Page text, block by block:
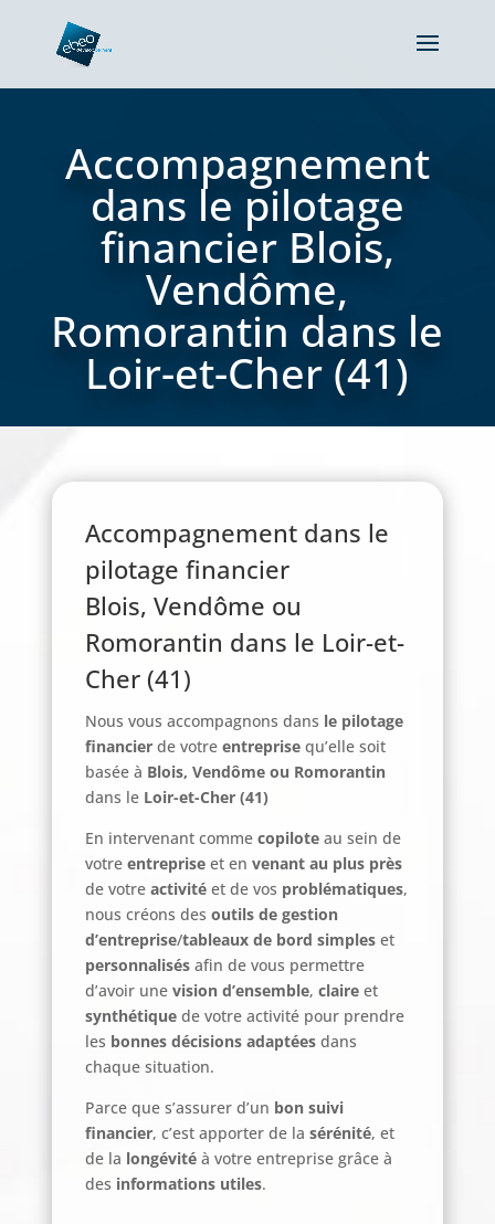
Accompagnement
dans le pilotage
financier Blois,
Vendôme,
Romorantin dans le
Loir-et-Cher (41)
Accompagnement dans le
pilotage financier
Blois, Vendôme ou
Romorantin dans le Loir-et-
Cher (41)
Nous vous accompagnons dans le pilotage
financierde votre entreprise qu’elle soit
basée à Blois, Vendôme ou Romorantin
dans le Loir-et-Cher (41)
En intervenant commecopilote au sein de
votreentreprise et envenant au plus près
de votreactivitéet de vos problématiques,
nous créons desoutils de gestion
d’entreprise/tableaux de bord simples et
personnalisés afin de vous permettre
d’avoir unevision d’ensemble,claire et
synthétique de votre activité pour prendre
les bonnes décisions adaptées dans
chaque situation.
Parce que s’assurer d’un bon suivi
financier, c’est apporter de lasérénité, et
de la longévité à votre entreprise grâce à
des informations utiles.